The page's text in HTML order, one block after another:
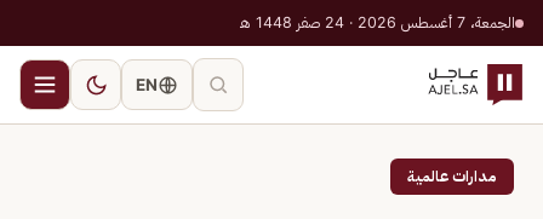
الجمعة، 7 أغسطس 2026 · 24 صفر 1448 هـ
EN
مدارات عالمية